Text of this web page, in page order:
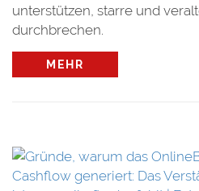
unterstützen, starre und
durchbrechen.
MEHR